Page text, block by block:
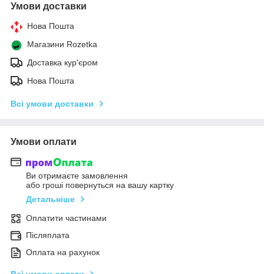
Умови доставки
Нова Пошта
Магазини Rozetka
Доставка кур'єром
Нова Пошта
Всі умови доставки
Умови оплати
Ви отримаєте замовлення
або гроші повернуться на вашу картку
Детальніше
Оплатити частинами
Післяплата
Оплата на рахунок